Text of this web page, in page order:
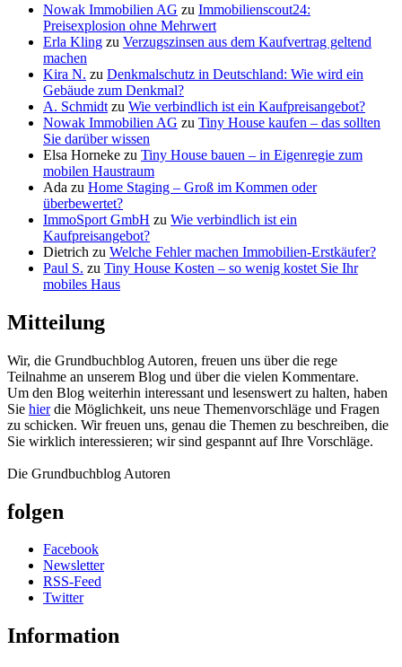
Nowak Immobilien AG zu Immobilienscout24:
Preisexplosion ohne Mehrwert
Erla Kling zu Verzugszinsen aus dem Kaufvertrag geltend
machen
Kira N. zu Denkmalschutz in Deutschland: Wie wird ein
Gebäude zum Denkmal?
A. Schmidt zu Wie verbindlich ist ein Kaufpreisangebot?
Nowak Immobilien AG zu Tiny House kaufen – das sollten
Sie darüber wissen
Elsa Horneke zu Tiny House bauen – in Eigenregie zum
mobilen Haustraum
Ada zu Home Staging – Groß im Kommen oder
überbewertet?
ImmoSport GmbH zu Wie verbindlich ist ein
Kaufpreisangebot?
Dietrich zu Welche Fehler machen Immobilien-Erstkäufer?
Paul S. zu Tiny House Kosten – so wenig kostet Sie Ihr
mobiles Haus
Mitteilung
Wir, die Grundbuchblog Autoren, freuen uns über die rege
Teilnahme an unserem Blog und über die vielen Kommentare.
Um den Blog weiterhin interessant und lesenswert zu halten, haben
Sie hierdie Möglichkeit, uns neue Themenvorschläge und Fragen
zu schicken. Wir freuen uns, genau die Themen zu beschreiben, die
Sie wirklich interessieren; wir sind gespannt auf Ihre Vorschläge.
Die Grundbuchblog Autoren
folgen
Facebook
Newsletter
RSS-Feed
Twitter
Information